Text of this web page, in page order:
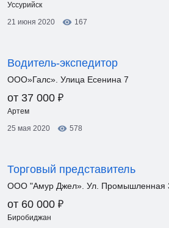
Уссурийск
21 июня 2020
167
Водитель-экспедитор
ООО»Галс». Улица Есенина 7
от 37 000 ₽
Артем
25 мая 2020
578
Торговый представитель
ООО "Амур Джел». Ул. Промышленная
от 60 000 ₽
Биробиджан